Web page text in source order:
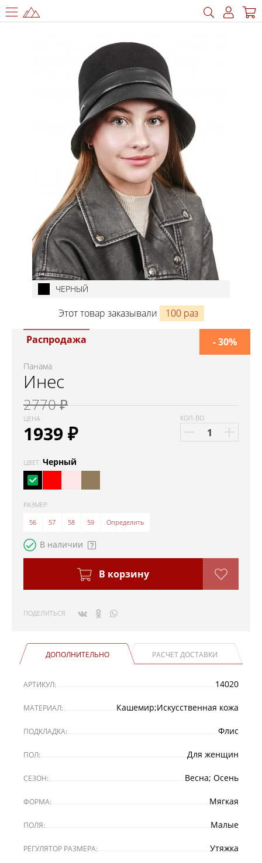
ЧЕРНЫЙ
Этот товар заказывали 100 раз
Распродажа
Панама
Инес
2770 ₽
ЦЕНА
1939 ₽
- 30%
КОЛ-ВО
ЦВЕТ: Черный
РАЗМЕР:
56
57 58 59 Определить
В наличии
В корзину
ПОДЕЛИТЬСЯ
ДОПОЛНИТЕЛЬНО РАСЧЕТ ДОСТАВКИ
АРТИКУЛ: 14020
МАТЕРИАЛ: Кашемир;Искусственная кожа
ПОДКЛАДКА: Флис
ПОЛ: Для женщин
СЕЗОН: Весна; Осень
ФОРМА: Мягкая
ПОЛЯ: Малые
РЕГУЛЯТОР РАЗМЕРА: Утяжка